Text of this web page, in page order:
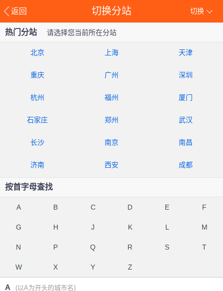
返回 切换
切换分站
热门分站 请选择您当前所在分站
北京 上海 天津
重庆 广州 深圳
杭州 福州 厦门
石家庄 郑州 武汉
长沙 南京 南昌
济南 西安 成都
按首字母查找
A B C D E F
G H J K L M
N P Q R S T
W X Y Z
A (以A为开头的城市名)